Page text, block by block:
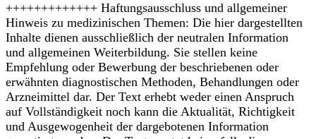
+++++++++++++ Haftungsausschluss und allgemeiner
Hinweis zu medizinischen Themen: Die hier dargestellten
Inhalte dienen ausschließlich der neutralen Information
und allgemeinen Weiterbildung. Sie stellen keine
Empfehlung oder Bewerbung der beschriebenen oder
erwähnten diagnostischen Methoden, Behandlungen oder
Arzneimittel dar. Der Text erhebt weder einen Anspruch
auf Vollständigkeit noch kann die Aktualität, Richtigkeit
und Ausgewogenheit der dargebotenen Information